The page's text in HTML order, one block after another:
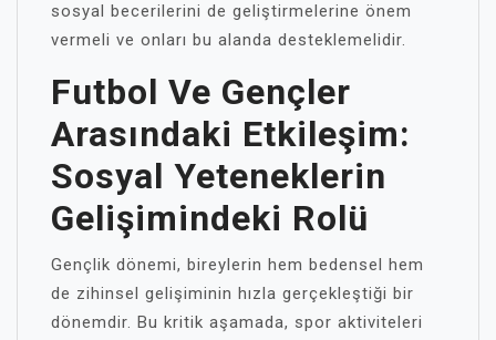
sosyal becerilerini de geliştirmelerine önem
vermeli ve onları bu alanda desteklemelidir.
Futbol Ve Gençler
Arasındaki Etkileşim:
Sosyal Yeteneklerin
Gelişimindeki Rolü
Gençlik dönemi, bireylerin hem bedensel hem
de zihinsel gelişiminin hızla gerçekleştiği bir
dönemdir. Bu kritik aşamada, spor aktiviteleri